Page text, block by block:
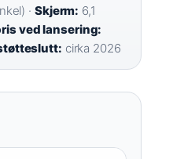
· Skjerm: 6,1
ved lansering:
cirka 2026